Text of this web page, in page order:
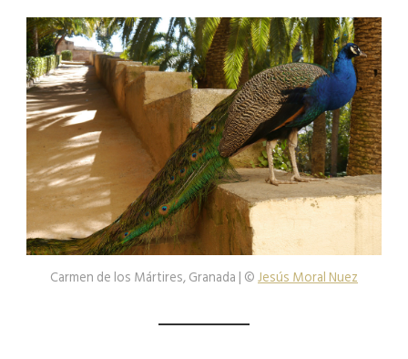
Carmen de los Mártires, Granada | ©Jesús Moral Nuez